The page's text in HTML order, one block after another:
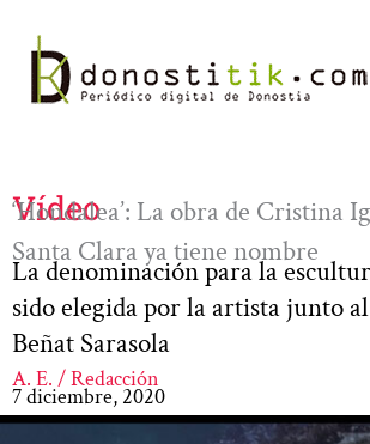
contenido
Vídeo
‘Hondalea’: La obra de Cristina
Santa Clara ya tiene nombre
La denominación para la
sido elegida por la artista junto
Beñat Sarasola
A. E. / Redacción
7 diciembre, 2020